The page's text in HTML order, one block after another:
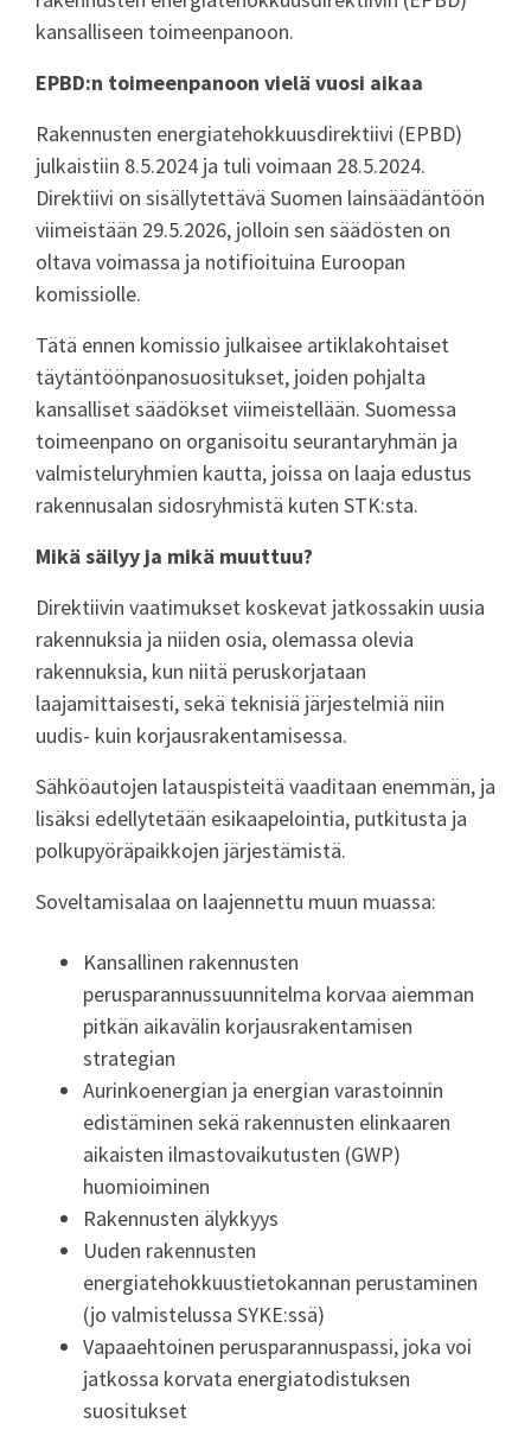
kansalliseen toimeenpanoon.
EPBD:n toimeenpanoon vielä vuosi aikaa
Rakennusten energiatehokkuusdirektiivi (EPBD)
julkaistiin 8.5.2024 ja tuli voimaan 28.5.2024.
Direktiivi on sisällytettävä Suomen lainsäädäntöön
viimeistään 29.5.2026, jolloin sen säädösten on
oltava voimassa ja notifioituina Euroopan
komissiolle.
Tätä ennen komissio julkaisee artiklakohtaiset
täytäntöönpanosuositukset, joiden pohjalta
kansalliset säädökset viimeistellään. Suomessa
toimeenpano on organisoitu seurantaryhmän ja
valmisteluryhmien kautta, joissa on laaja edustus
rakennusalan sidosryhmistä kuten STK:sta.
Mikä säilyy ja mikä muuttuu?
Direktiivin vaatimukset koskevat jatkossakin uusia
rakennuksia ja niiden osia, olemassa olevia
rakennuksia, kun niitä peruskorjataan
laajamittaisesti, sekä teknisiä järjestelmiä niin
uudis- kuin korjausrakentamisessa.
Sähköautojen latauspisteitä vaaditaan enemmän, ja
lisäksi edellytetään esikaapelointia, putkitusta ja
polkupyöräpaikkojen järjestämistä.
Soveltamisalaa on laajennettu muun muassa:
Kansallinen rakennusten
perusparannussuunnitelma korvaa aiemman
pitkän aikavälin korjausrakentamisen
strategian
Aurinkoenergian ja energian varastoinnin
edistäminen sekä rakennusten elinkaaren
aikaisten ilmastovaikutusten (GWP)
huomioiminen
Rakennusten älykkyys
Uuden rakennusten
energiatehokkuustietokannan perustaminen
(jo valmistelussa SYKE:ssä)
Vapaaehtoinen perusparannuspassi, joka voi
jatkossa korvata energiatodistuksen
suositukset